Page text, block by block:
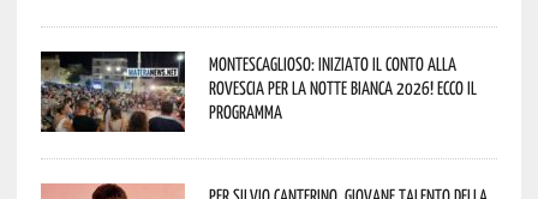
Montescaglioso: iniziato il conto alla
rovescia per la Notte Bianca 2026! Ecco il
programma